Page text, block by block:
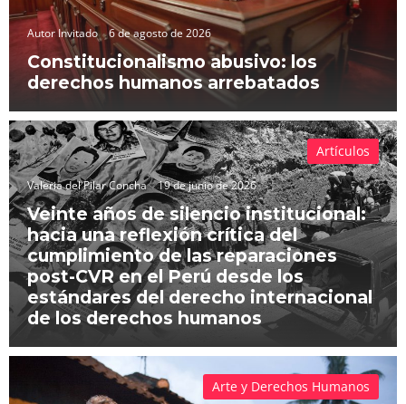
Autor Invitado 6 de agosto de 2026
Constitucionalismo abusivo: los
derechos humanos arrebatados
Valeria del Pilar Concha 19 de junio de 2026
Veinte años de silencio institucional:
hacia una reflexión crítica del
cumplimiento de las reparaciones
post-CVR en el Perú desde los
estándares del derecho internacional
de los derechos humanos
Artículos
Arte y Derechos Humanos